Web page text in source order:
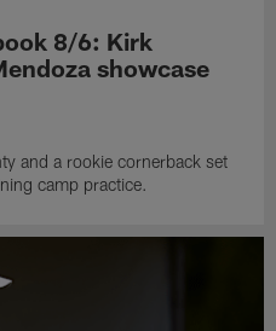
8/6: Kirk
showcase
and a rookie cornerback set
camp practice.